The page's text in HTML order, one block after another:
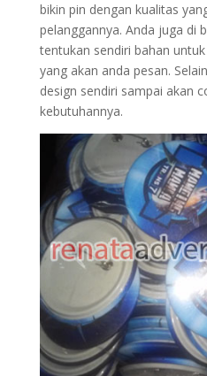
bikin pin dengan kualitas
pelanggannya. Anda juga di
tentukan sendiri bahan
yang akan anda pesan.
design sendiri sampai akan
kebutuhannya.